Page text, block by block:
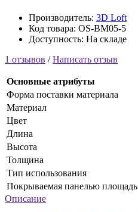
Производитель: 3D Loft
Код товара: OS-BM05-5
Доступность: На складе
1 отзывов /Написать отзыв
Основные атрибуты
Форма поставки материала
Материал
Цвет
Длина
Высота
Толщина
Тип использования
Покрываемая панелью площадь
Описание